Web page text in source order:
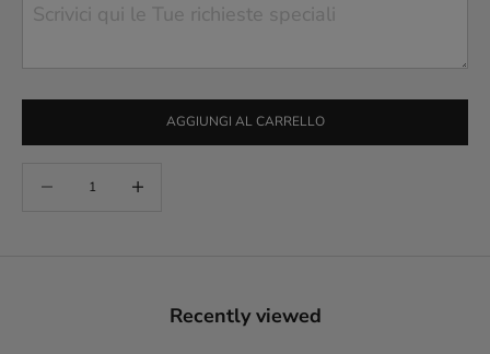
AGGIUNGI AL CARRELLO
Recently viewed